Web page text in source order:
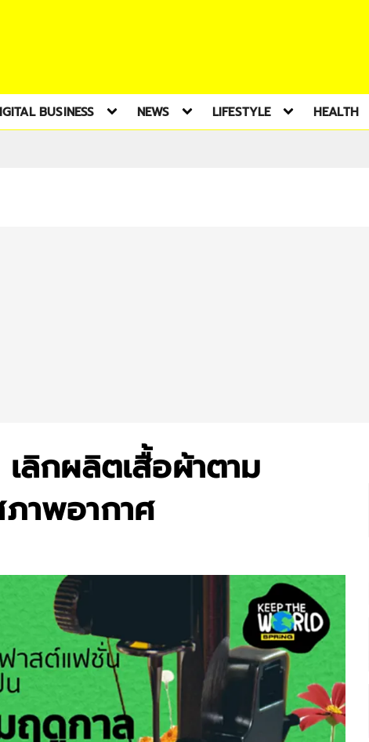
BUSINESS NEWS LIFESTYLE HEALTH
ลิกผลิตเสื้อผ้าตาม
าพอากาศ